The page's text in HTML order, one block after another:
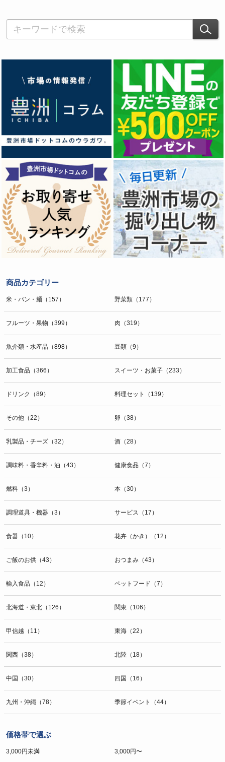
商品カテゴリー
米・パン・麺（157） 野菜類（177）
フルーツ・果物（399） 肉（319）
魚介類・水産品（898） 豆類（9）
加工食品（366） スイーツ・お菓子（233）
ドリンク（89） 料理セット（139）
その他（22） 卵（38）
乳製品・チーズ（32） 酒（28）
調味料・香辛料・油（43） 健康食品（7）
燃料（3） 本（30）
調理道具・機器（3） サービス（17）
食器（10） 花卉（かき）（12）
ご飯のお供（43） おつまみ（43）
輸入食品（12） ペットフード（7）
北海道・東北（126） 関東（106）
甲信越（11） 東海（22）
関西（38） 北陸（18）
中国（30） 四国（16）
九州・沖縄（78） 季節イベント（44）
価格帯で選ぶ
3,000円未満 3,000円〜